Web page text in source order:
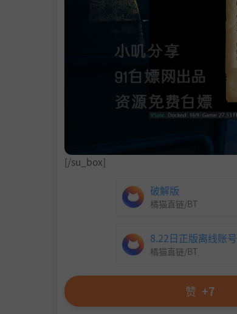
[/su_box]
破解版
橘猫直链/BT
8.22日正版离线账号
橘猫直链/BT
赞 +7